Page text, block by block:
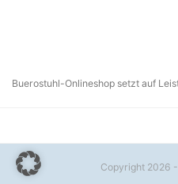
Buerostuhl-Onlineshop setzt auf
Copyright 2026